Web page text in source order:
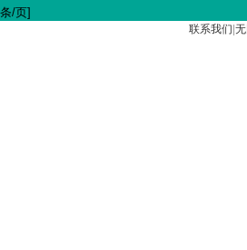
/页]
联系我们